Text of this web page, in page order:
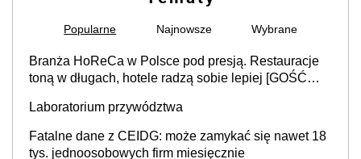
Popularne Najnowsze Wybrane
Branża HoReCa w Polsce pod presją. Restauracje
toną w długach, hotele radzą sobie lepiej [GOŚĆ
Laboratorium przywództwa
Fatalne dane z CEIDG: może zamykać się nawet 18
tys. jednoosobowych firm miesięcznie